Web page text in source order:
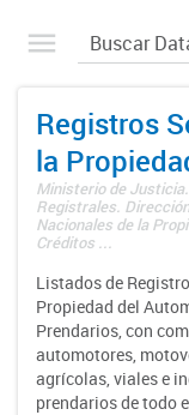
Registros
la
Ministerio de
Registrales.
Nacionales de la
Créditos ...
Listados de
Propiedad del
Prendarios, con
automotores,
agrícolas, viales e
prendarios de todo